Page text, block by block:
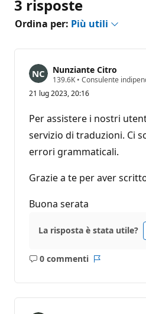
3 risposte
Ordina per: Più utili
Nunziante Citro
139.6K P
n
d
i
r
e
t
a
i
e
• Consulente
21 lug 2023, 20:16
Per assistere i nostri
servizio di traduzioni. Ci
errori grammaticali.
Grazie a te per aver
Buona serata
La risposta è stata utile?
0 commenti
Nessun